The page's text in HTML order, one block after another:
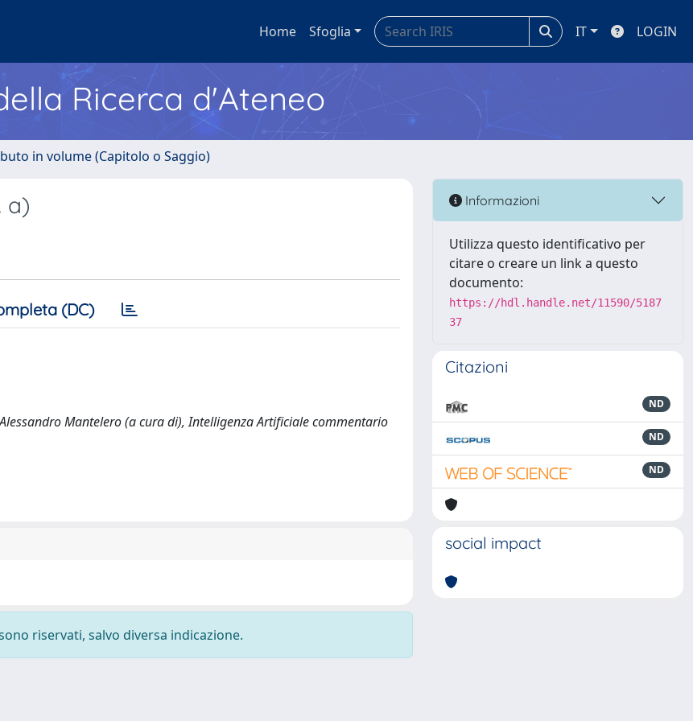
Home Sfoglia IT LOGIN
Ricerca d'Ateneo
in volume (Capitolo o Saggio)
a)
(DC)
Mantelero (a cura di), Intelligenza Artificiale commentario
riservati, salvo diversa indicazione.
Informazioni
Utilizza questo identificativo per
citare o creare un link a questo
documento:
https://hdl.handle.net/11590/5187
37
Citazioni
ND
ND
ND
social impact